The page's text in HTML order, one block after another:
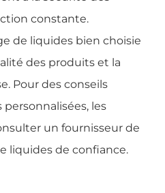
constante.
de liquides bien choisie
des produits et la
Pour des conseils
les
un fournisseur de
liquides de confiance.